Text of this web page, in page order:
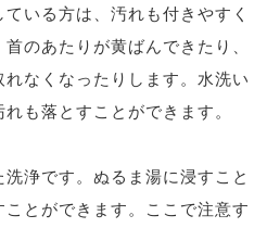
いる方は、汚れも付きやすく
のあたりが黄ばんできたり、
なくなったりします。水洗い
も落とすことができます。
浄です。ぬるま湯に浸すこと
とができます。ここで注意す